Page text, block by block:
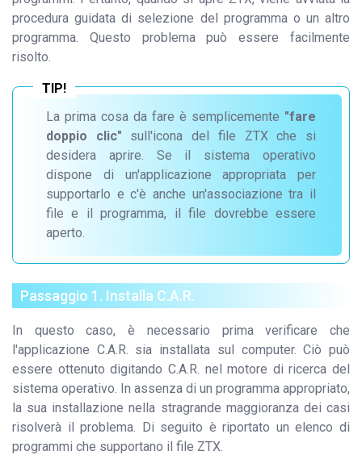
procedura guidata di selezione del programma o un altro
programma. Questo problema può essere facilmente
risolto.
La prima cosa da fare è semplicemente "fare
doppio clic" sull'icona del file ZTX che si
desidera aprire. Se il sistema operativo
dispone di un'applicazione appropriata per
supportarlo e c'è anche un'associazione tra il
file e il programma, il file dovrebbe essere
aperto.
Passaggio 1. Installa C.A.R.
In questo caso, è necessario prima verificare che
l'applicazione C.A.R. sia installata sul computer. Ciò può
essere ottenuto digitando C.A.R. nel motore di ricerca del
sistema operativo. In assenza di un programma appropriato,
la sua installazione nella stragrande maggioranza dei casi
risolverà il problema. Di seguito è riportato un elenco di
programmi che supportano il file ZTX.